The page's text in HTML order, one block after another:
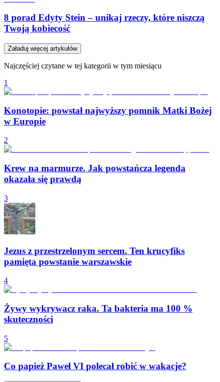
8 porad Edyty Stein – unikaj rzeczy, które niszczą
Twoją kobiecość
Załaduj więcej artykułów
Najczęściej czytane w tej kategorii w tym miesiącu
1
Konotopie: powstał najwyższy pomnik Matki Bożej
w Europie
2
Krew na marmurze. Jak powstańcza legenda
okazała się prawdą
3
Jezus z przestrzelonym sercem. Ten krucyfiks
pamięta powstanie warszawskie
4
Żywy wykrywacz raka. Ta bakteria ma 100 %
skuteczności
5
Co papież Paweł VI polecał robić w wakacje?